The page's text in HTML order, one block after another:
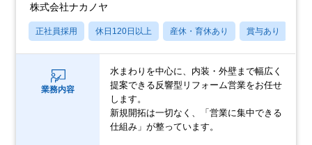
株式会社ナカノヤ
正社員採用 休日120日以上 産休・育休あり 賞与あり
業務内容
水まわりを中心に、内装・外壁まで幅広く
提案できる反響型リフォーム営業をお任せ
します。
新規開拓は一切なく、「営業に集中できる
仕組み」が整っています。